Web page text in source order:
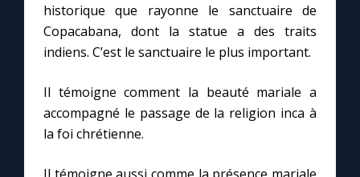
Une Minute avec Marie
À la une
historique que rayonne le sanctuaire de
Copacabana, dont la statue a des traits
indiens. C’est le sanctuaire le plus important.
Il témoigne comment la beauté mariale a
accompagné le passage de la religion inca à
la foi chrétienne.